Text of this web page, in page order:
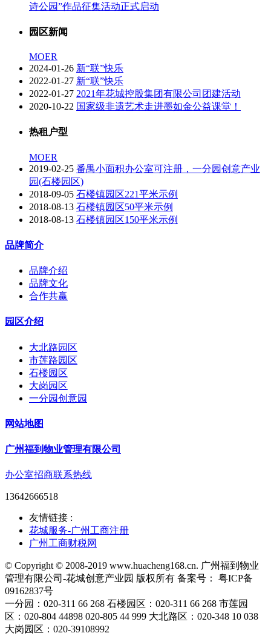
诗公园”作品征集活动正式启动
园区新闻
MOER
2024-01-26 新“联”快乐
2022-01-27 新“联”快乐
2022-01-27 2021年花城控股集团有限公司团建活动
2020-10-22 国家级非遗艺术走进墨如金公益课堂！
热租户型
MOER
2019-02-25 番禺小面积办公室可注册，一分园创意产业
园(石楼园区)
2018-09-05 石楼镇园区221平米示例
2018-08-13 石楼镇园区50平米示例
2018-08-13 石楼镇园区150平米示例
品牌简介
品牌介绍
品牌文化
合作共赢
园区介绍
大北路园区
市莲路园区
石楼园区
大岗园区
一分园创意园
网站地图
广州福到物业管理有限公司
办公室招商联系热线
13642666518
友情链接 :
花城服务-广州工商注册
广州工商财税网
© Copyright © 2008-2019 www.huacheng168.cn. 广州福到物业
管理有限公司-花城创意产业园 版权所有 备案号： 粤ICP备
09162837号
一分园：020-311 66 268 石楼园区：020-311 66 268 市莲园
区：020-804 44898 020-805 44 999 大北路区：020-348 10 038
大岗园区：020-39108992